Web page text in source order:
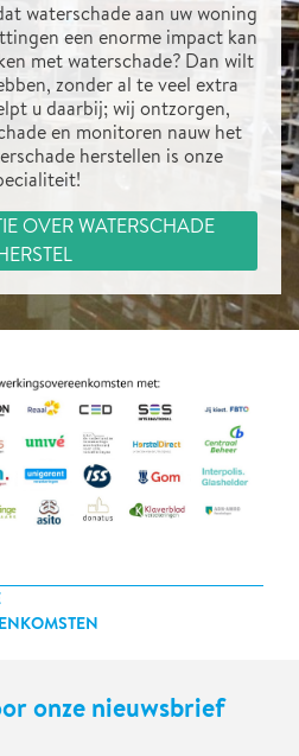
waterschade aan uw woning
een enorme impact kan
met waterschade? Dan wilt
zonder al te veel extra
u daarbij; wij ontzorgen,
en monitoren nauw het
herstellen is onze
OVER WATERSCHADE
onze nieuwsbrief